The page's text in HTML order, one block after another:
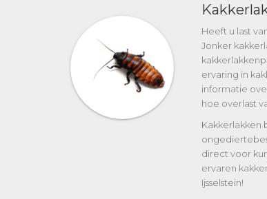
Heeft u last
Jonker
ervaring in
informatie
hoe overlast
Kakkerlakken
direct voor
ervaren
Ijsselstein!